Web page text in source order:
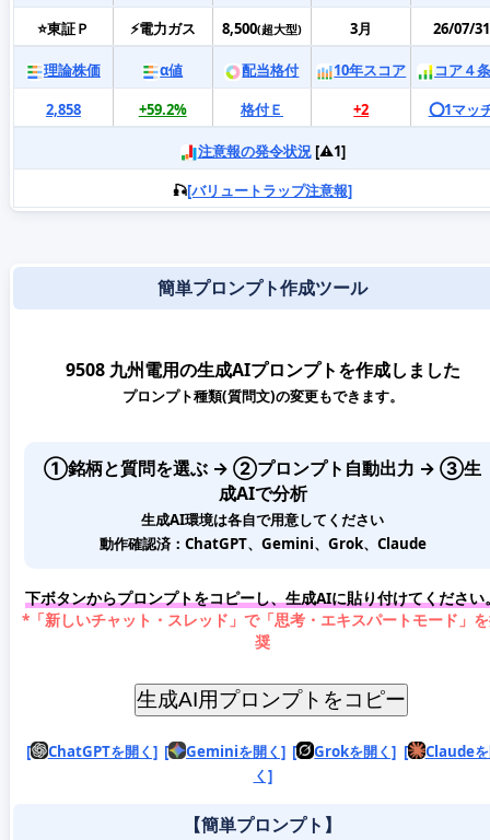
⭐東証Ｐ ⚡電力ガス 8,500(超大型) 3月 26/07/31
理論株価 α値 配当格付 10年スコア
コア４
2,858
+59.2% 格付Ｅ +2 ⭕️1マッ
注意報の発令状況[⚠️1]
🎣[バリュートラップ注意報]
簡単プロンプト作成ツール
9508 九州電用の生成AIプロンプトを作成しました
プロンプト種類(質問文)の変更もできます。
①銘柄と質問を選ぶ → ②プロンプト自動出力 → ③生
成AIで分析
生成AI環境は各自で用意してください
動作確認済：ChatGPT、Gemini、Grok、Claude
下ボタンからプロンプトをコピーし、生成AIに貼り付けてください
*「新しいチャット・スレッド」で「思考・エキスパートモード」
奨
生成AI用プロンプトをコピー
[ ChatGPTを開く] [ Geminiを開く] [ Grokを開く] [
Claude
く]
【簡単プロンプト】